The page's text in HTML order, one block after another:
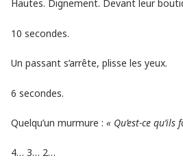
Hautes. Dignement. Devant leur
10 secondes.
Un passant s’arrête, plisse les yeux.
6 secondes.
Quelqu’un murmure : « Qu’est-ce qu’ils
4… 3… 2…